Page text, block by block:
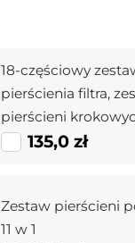
18-częściowy
pierścienia filtra,
pierścieni
obiektywu aparatu
obniżających)
135,0 zł
Zestaw pierścieni
11 w 1